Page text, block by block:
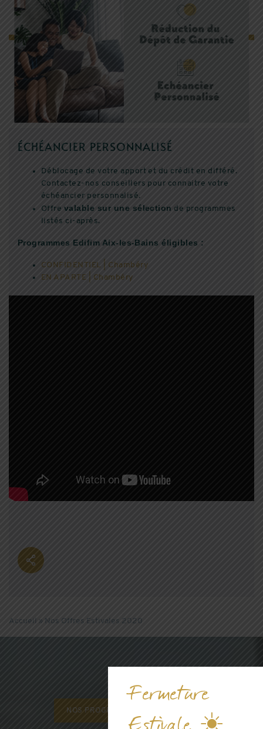
ÉCHÉANCIER PERSONNALISÉ
Déblocage de votre apport et du crédit en différé.
Contactez-nos conseillers pour connaitre votre
échéancier personnalisé.
Offre valable sur une sélection de programmes
listés ci-après.
Programmes Edifim Aix-les-Bains éligibles :
CONFIDENTIEL | Chambéry
EN APARTE | Chambéry
Accueil » Nos Offres Estivales 2020
NOS PROGRAMMES NEUFS
Fermeture